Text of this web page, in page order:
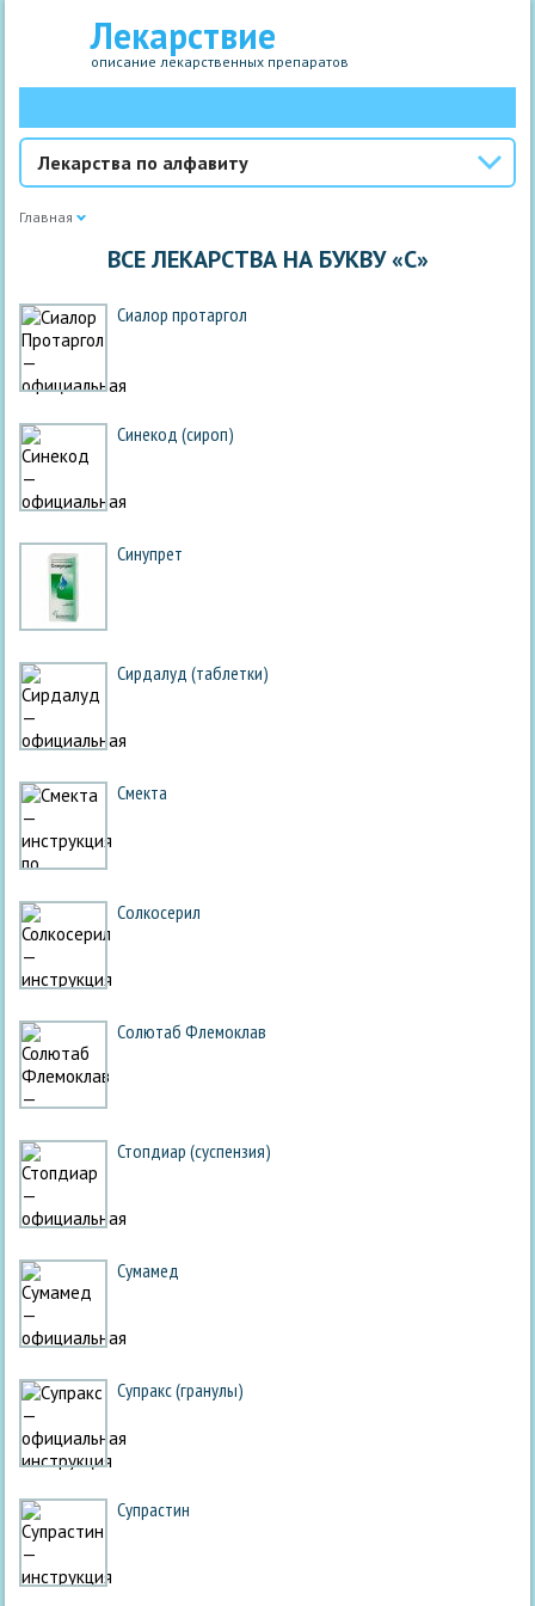
Лекарствие
описание лекарственных препаратов
Лекарства по алфавиту
Главная
ВСЕ ЛЕКАРСТВА НА БУКВУ «С»
Сиалор протаргол
Синекод (сироп)
Синупрет
Сирдалуд (таблетки)
Смекта
Солкосерил
Солютаб Флемоклав
Стопдиар (суспензия)
Сумамед
Супракс (гранулы)
Супрастин